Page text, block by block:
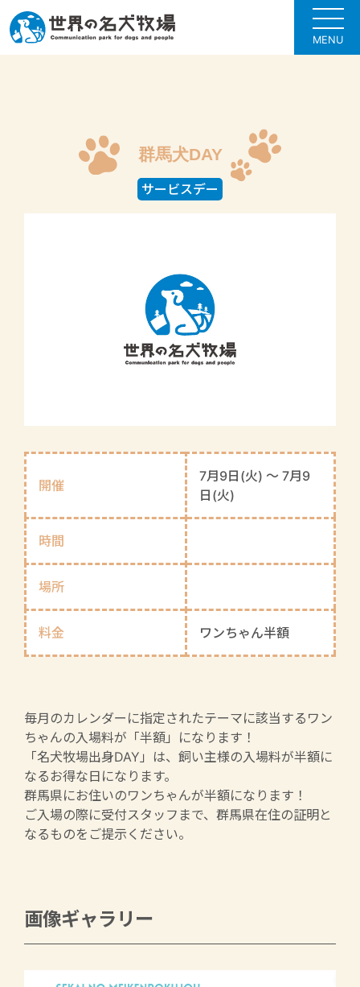
MENU
群馬犬DAY
サービスデー
開催
7月9日(火) 〜 7月9
日(火)
時間
場所
料金 ワンちゃん半額
毎月のカレンダーに指定されたテーマに該当するワン
ちゃんの入場料が「半額」になります！
「名犬牧場出身DAY」は、飼い主様の入場料が半額に
なるお得な日になります。
群馬県にお住いのワンちゃんが半額になります！
ご入場の際に受付スタッフまで、群馬県在住の証明と
なるものをご提示ください。
画像ギャラリー